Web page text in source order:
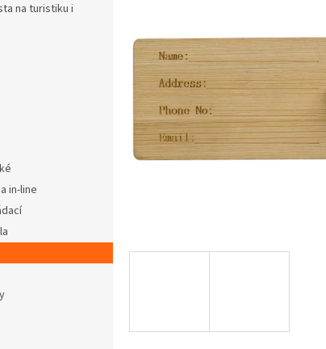
na turistiku i
in-line
5
hvězdiček.